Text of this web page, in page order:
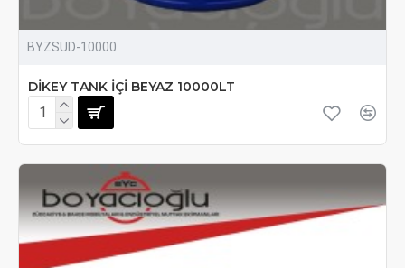
BYZSUD-10000
DİKEY TANK İÇİ BEYAZ 10000LT